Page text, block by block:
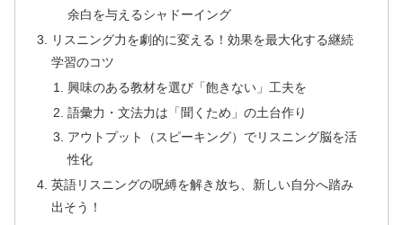
余白を与えるシャドーイング
リスニング力を劇的に変える！効果を最大化する継続
学習のコツ
興味のある教材を選び「飽きない」工夫を
語彙力・文法力は「聞くため」の土台作り
アウトプット（スピーキング）でリスニング脳を活
性化
英語リスニングの呪縛を解き放ち、新しい自分へ踏み
出そう！